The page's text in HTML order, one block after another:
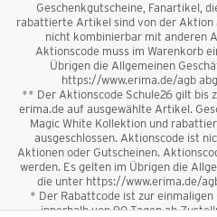
Geschenkgutscheine, Fanartikel,
rabattierte Artikel sind von der Aktion
nicht kombinierbar mit anderen
Aktionscode muss im Warenkorb
Übrigen die Allgemeinen
https://www.erima.de/agb
** Der Aktionscode Schule26 gilt bis
erima.de auf ausgewählte Artikel.
Magic White Kollektion und
ausgeschlossen. Aktionscode ist
Aktionen oder Gutscheinen.
werden. Es gelten im Übrigen die
die unter https://www.erima.de/
* Der Rabattcode ist zur einmaligen
innerhalb von 90 Tagen ab